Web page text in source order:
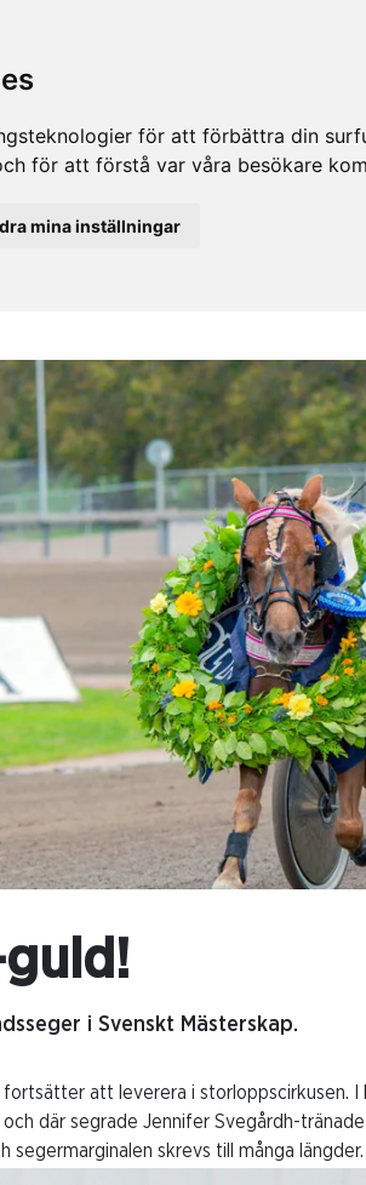
för att förbättra din
för att förstå var våra besökare
mina inställningar
i Svenskt Mästerskap.
fortsätter att leverera i storloppscirkusen.
där segrade Jennifer Svegårdh-tränade
segermarginalen skrevs till många längder.